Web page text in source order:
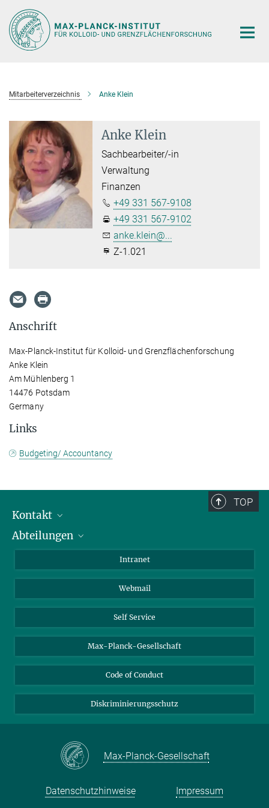
Hauptinhalt
Mitarbeiterverzeichnis Anke Klein
Anke Klein
Sachbearbeiter/-in
Verwaltung
Finanzen
+49 331 567-9108
+49 331 567-9102
anke.klein@...
Z-1.021
Anschrift
Max-Planck-Institut für Kolloid- und Grenzflächenforschung
Anke Klein
Am Mühlenberg 1
14476 Potsdam
Germany
Links
Budgeting/ Accountancy
TOP
Kontakt
Mitarbeiterverzeichnis
Abteilungen
Kolloidchemie
Nachhaltige und Bio-inspirierte Materialien
Intranet
Webmail
Self Service
Max-Planck-Gesellschaft
Code of Conduct
Diskriminierungsschutz
Max-Planck-Gesellschaft
Datenschutzhinweise Impressum